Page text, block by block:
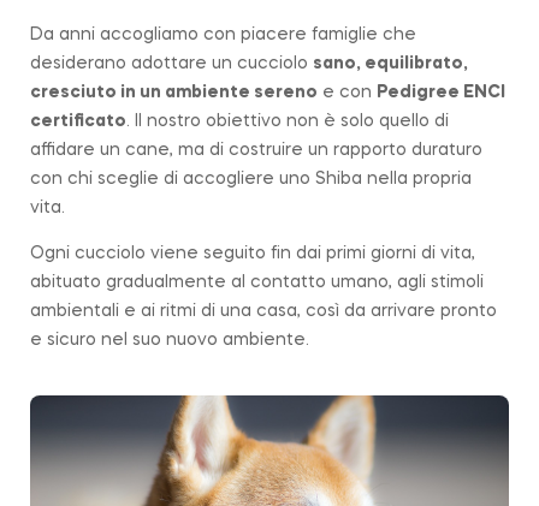
Da anni accogliamo con piacere famiglie che
desiderano adottare un cucciolo sano, equilibrato,
cresciuto in un ambiente sereno e con Pedigree ENCI
certificato. Il nostro obiettivo non è solo quello di
affidare un cane, ma di costruire un rapporto duraturo
con chi sceglie di accogliere uno Shiba nella propria
vita.
Ogni cucciolo viene seguito fin dai primi giorni di vita,
abituato gradualmente al contatto umano, agli stimoli
ambientali e ai ritmi di una casa, così da arrivare pronto
e sicuro nel suo nuovo ambiente.